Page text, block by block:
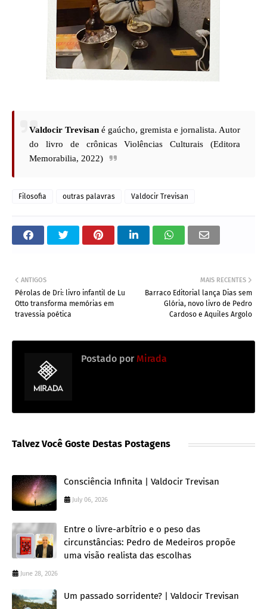
Valdocir Trevisan é gaúcho, gremista e jornalista. Autor
do livro de crônicas Violências Culturais (Editora
Memorabilia, 2022)
Filosofia outras palavras Valdocir Trevisan
MAIS RECENTES
Barraco Editorial lança Dias sem
Glória, novo livro de Pedro
Cardoso e Aquiles Argolo
ANTIGOS
Pérolas de Dri: livro infantil de Lu
Otto transforma memórias em
travessia poética
Postado por Mirada
Talvez Você Goste Destas Postagens
Consciência Infinita | Valdocir Trevisan
July 06, 2026
Entre o livre-arbítrio e o peso das
circunstâncias: Pedro de Medeiros propõe
uma visão realista das escolhas
June 28, 2026
Um passado sorridente? | Valdocir Trevisan